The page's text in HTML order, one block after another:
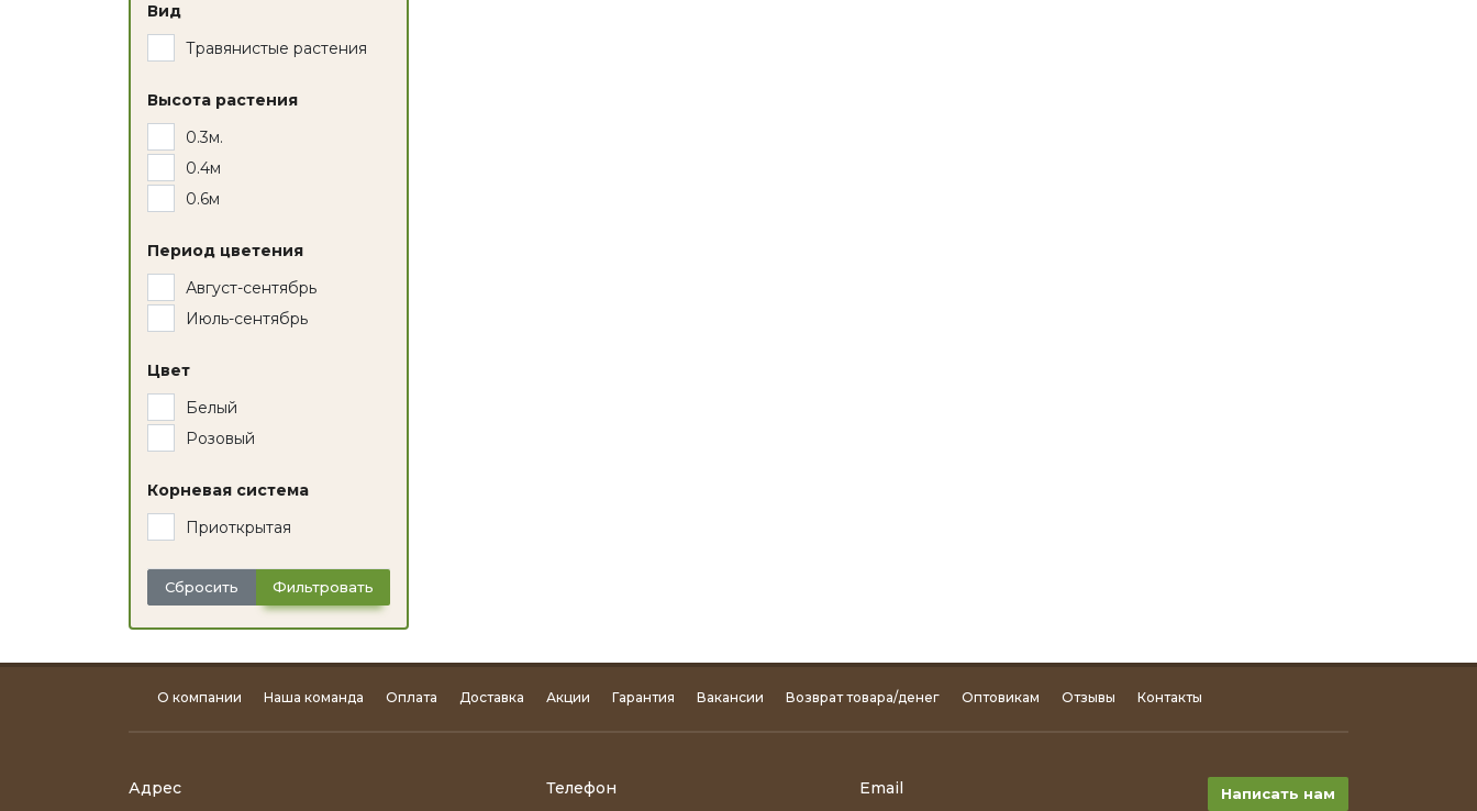
Вид
Травянистые растения
Высота растения
0.3м.
0.4м
0.6м
Период цветения
Август-сентябрь
Июль-сентябрь
Цвет
Белый
Розовый
Корневая система
Приоткрытая
Сбросить Фильтровать
О компании Наша команда Оплата Доставка Акции Гарантия Вакансии Возврат товара/денег Оптовикам Отзывы Контакты
Адрес Телефон Email Написать нам